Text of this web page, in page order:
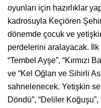
oyunları için hazırlıklar
kadrosuyla Keçiören
dönemde çocuk ve
perdelerini aralayacak.
“Tembel Ayşe”, “Kırmızı
ve “Kel Oğlan ve Sihirli
sahnelenecek. Yetişkin
Döndü”, “Deliler